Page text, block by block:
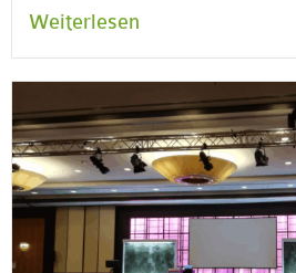
Weiterlesen